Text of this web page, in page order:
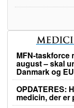
MFN-taskforce
august – skal
Danmark og EU
OPDATERES:
medicin, der er